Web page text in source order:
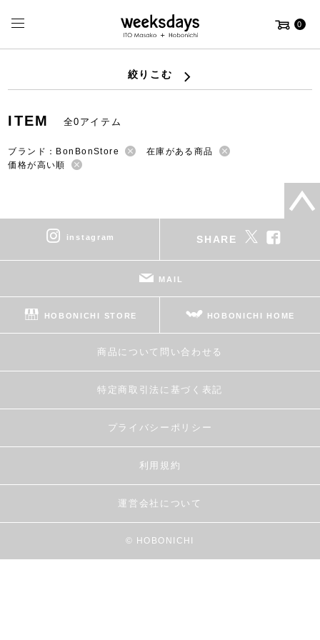
0
絞りこむ
ITEM 全0アイテム
ブランド：BonBonStore
在庫がある商品
価格が高い順
instagram SHARE
MAIL
HOBONICHI STORE HOBONICHI HOME
商品について問い合わせる
特定商取引法に基づく表記
プライバシーポリシー
利用規約
運営会社について
© HOBONICHI